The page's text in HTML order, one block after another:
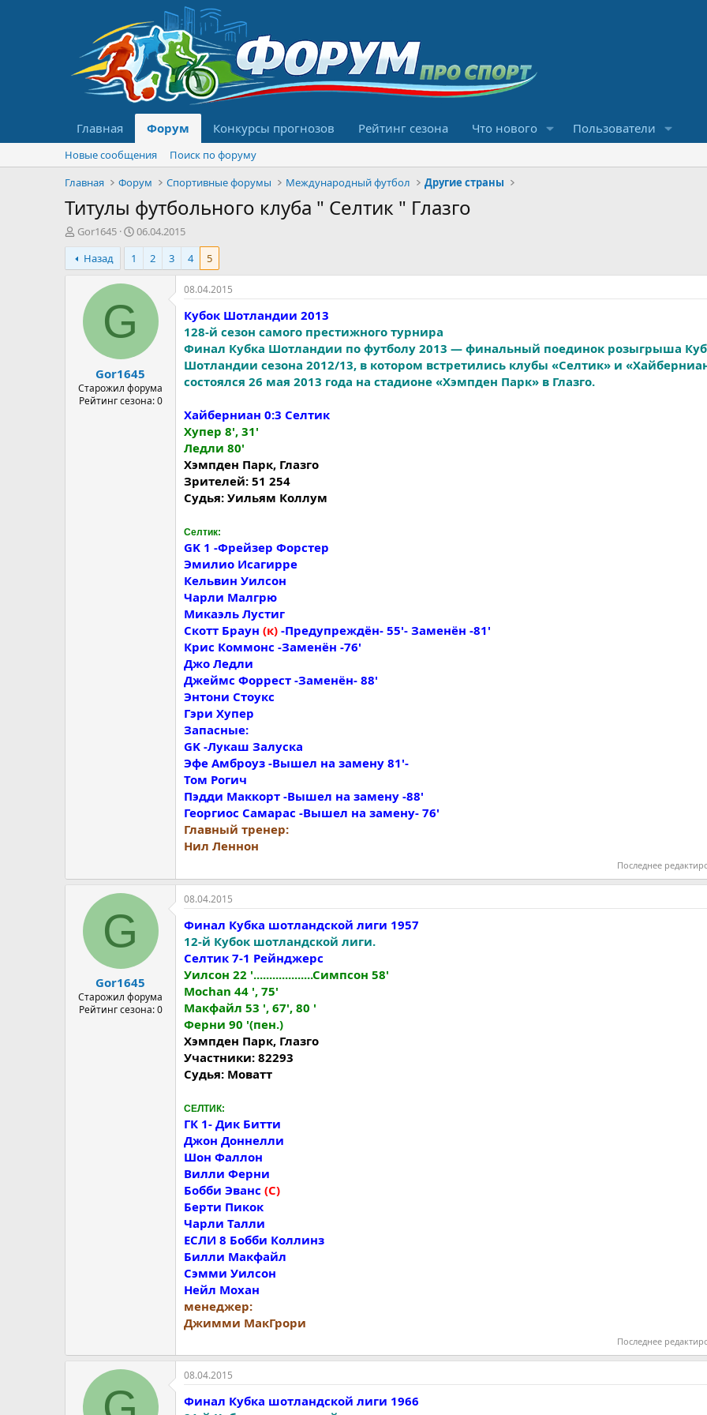
Главная Форум Конкурсы прогнозов Рейтинг сезона Что нового Пользователи
Новые сообщения
Поиск по форуму
Главная
Форум Спортивные форумы Международный футбол Другие страны
Титулы футбольного клуба " Селтик " Глазго
А
в
т
о
м
Gor1645
Д
а
а
н
а
06.04.2015
Назад
1 2 3 4 5
G
Gor1645
Старожил форума
Рейтинг сезона: 0
08.04.2015
Кубок Шотландии 2013
128-й сезон самого престижного турнира
Финал Кубка Шотландии по футболу 2013 — финальный поединок розыгрыша
Шотландии сезона 2012/13, в котором встретились клубы «Селтик» и
состоялся 26 мая 2013 года на стадионе «Хэмпден Парк» в Глазго.
Хайберниан 0:3 Селтик
Хупер 8', 31'
Ледли 80'
Хэмпден Парк, Глазго
Зрителей: 51 254
Судья: Уильям Коллум
Селтик:
GK 1 -Фрейзер Форстер
Эмилио Исагирре
Кельвин Уилсон
Чарли Малгрю
Микаэль Лустиг
Скотт Браун (к) -Предупреждён- 55'- Заменён -81'
Крис Коммонс -Заменён -76'
Джо Ледли
Джеймс Форрест -Заменён- 88'
Энтони Стоукс
Гэри Хупер
Запасные:
GK -Лукаш Залуска
Эфе Амброуз -Вышел на замену 81'-
Том Рогич
Пэдди Маккорт -Вышел на замену -88'
Георгиос Самарас -Вышел на замену- 76'
Главный тренер:
Нил Леннон
Последнее
G
Gor1645
Старожил форума
Рейтинг сезона: 0
08.04.2015
Финал Кубка шотландской лиги 1957
12-й Кубок шотландской лиги.
Ceлтик 7-1 Рейнджерс
Уилсон 22 '...................Симпсон 58'
Mochan 44 ', 75'
Mакфайл 53 ', 67', 80 '
Ферни 90 '(пен.)
Хэмпден Парк, Глазго
Участники: 82293
Судья: Моватт
CEЛТИК:
ГК 1- Дик Битти
Джон Доннелли
Шон Фаллон
Вилли Ферни
Бобби Эванс (C)
Берти Пикок
Чарли Талли
ЕСЛИ 8 Бобби Коллинз
Билли Mакфайл
Сэмми Уилсон
Нейл Moхан
менеджер:
Джимми МакГрори
Последнее
08.04.2015
Финал Кубка шотландской лиги 1966